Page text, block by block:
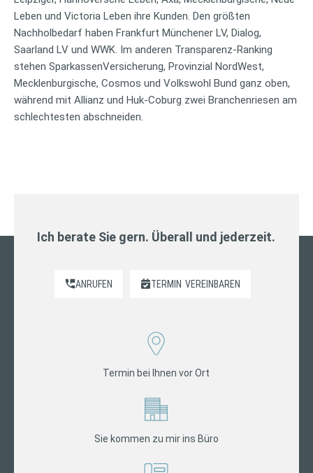
Leben und Victoria Leben ihre Kunden. Den größten
Nachholbedarf haben Frankfurt Münchener LV, Dialog,
Saarland LV und WWK. Im anderen Transparenz-Ranking
stehen SparkassenVersicherung, Provinzial NordWest,
Mecklenburgische, Cosmos und Volkswohl Bund ganz oben,
während mit Allianz und Huk-Coburg zwei Branchenriesen am
schlechtesten abschneiden.
Ich berate Sie gern. Überall und jederzeit.
ANRUFEN TERMIN VEREINBAREN
Termin bei Ihnen vor Ort
Sie kommen zu mir ins Büro